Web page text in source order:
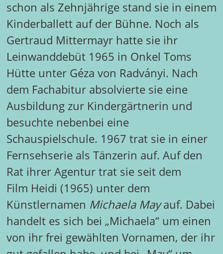
schon als Zehnjährige stand sie in einem
Kinderballett auf der Bühne. Noch als
Gertraud Mittermayr hatte sie ihr
Leinwanddebüt 1965 in Onkel Toms
Hütte unter Géza von Radványi. Nach
dem Fachabitur absolvierte sie eine
Ausbildung zur Kindergärtnerin und
besuchte nebenbei eine
Schauspielschule. 1967 trat sie in einer
Fernsehserie als Tänzerin auf. Auf den
Rat ihrer Agentur trat sie seit dem
Film Heidi (1965) unter dem
Künstlernamen Michaela Mayauf. Dabei
handelt es sich bei „Michaela“ um einen
von ihr frei gewählten Vornamen, der ihr